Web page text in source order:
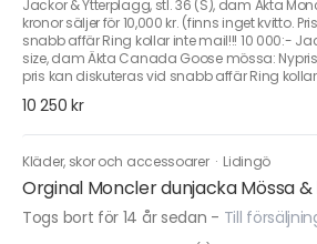
Jackor & Ytterplagg, stl. 36 (S), dam Äkta
kronor säljer för 10,000 kr. (finns inget kvitto.
snabb affär Ring kollar inte mail!!! 10 000:-
size, dam Äkta Canada Goose mössa:
pris kan diskuteras vid snabb affär Ring
10 250 kr
Kläder, skor och accessoarer · Lidingö
Orginal Moncler dunjacka Mössa &
Togs bort för 14 år sedan - Till